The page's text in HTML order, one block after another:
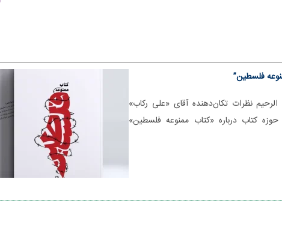
فلسطین”
نظرات تکان‌دهنده آقای «علی رکاب»
حوزه کتاب درباره «کتاب ممنوعه فلسطین»